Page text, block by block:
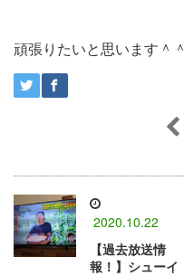
頑張りたいと思います＾＾
2020.10.22
【過去放送情
報！】シューイ